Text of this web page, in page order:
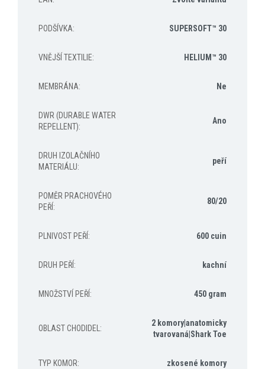
PODŠÍVKA: SUPERSOFT™ 30
VNĚJŠÍ TEXTILIE: HELIUM™ 30
MEMBRÁNA: Ne
DWR (DURABLE WATER
REPELLENT):
Ano
DRUH IZOLAČNÍHO
MATERIÁLU:
peří
POMĚR PRACHOVÉHO
PEŘÍ :
80/20
PLNIVOST PEŘÍ : 600 cuin
DRUH PEŘÍ : kachní
MNOŽSTVÍ PEŘÍ : 450 gram
OBLAST CHODIDEL:
2 komory|anatomicky
tvarovaná|Shark Toe
TYP KOMOR: zkosené komory